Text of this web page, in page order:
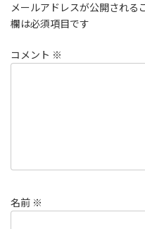
メールアドレスが公開される
欄は必須項目です
コメント ※
名前 ※